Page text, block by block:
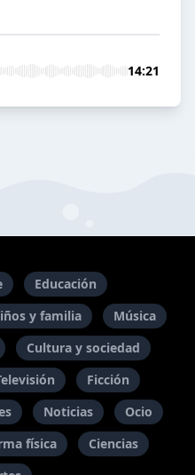
14:21
Educación
y familia
Música
Cultura y sociedad
Ficción
Noticias
Ocio
física
Ciencias